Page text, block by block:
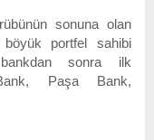
sonuna olan
portfel sahibi
sonra ilk
Paşa Bank,